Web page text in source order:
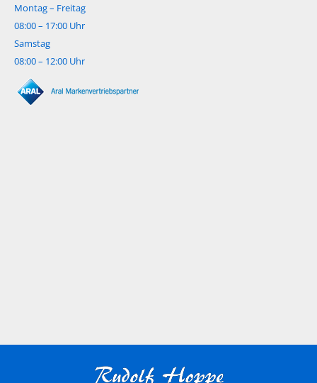
Montag – Freitag
08:00 – 17:00 Uhr
Samstag
08:00 – 12:00 Uhr